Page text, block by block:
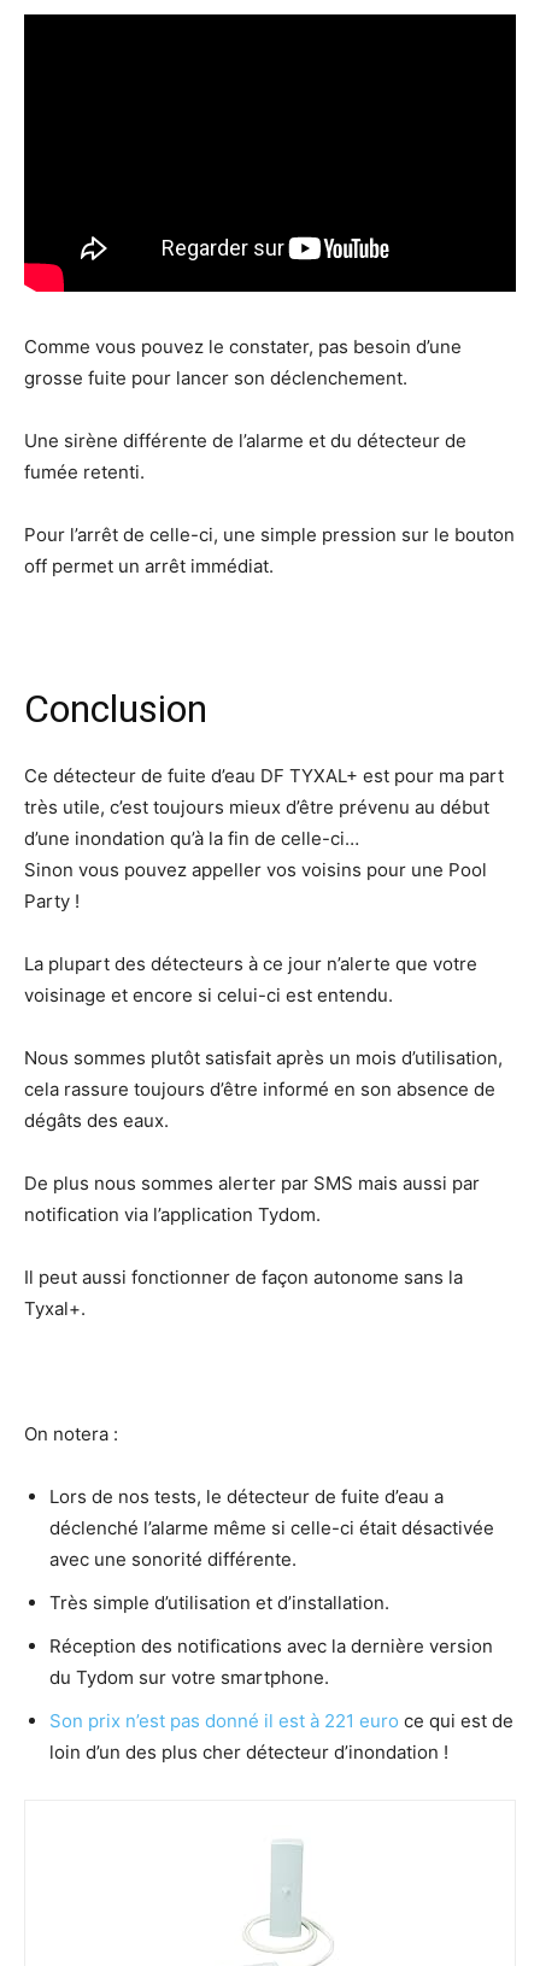
Comme vous pouvez le constater, pas besoin d’une
grosse fuite pour lancer son déclenchement.
Une sirène différente de l’alarme et du détecteur de
fumée retenti.
Pour l’arrêt de celle-ci, une simple pression sur le bouton
off permet un arrêt immédiat.
Conclusion
Ce détecteur de fuite d’eau DF TYXAL+ est pour ma part
très utile, c’est toujours mieux d’être prévenu au début
d’une inondation qu’à la fin de celle-ci…
Sinon vous pouvez appeller vos voisins pour une Pool
Party !
La plupart des détecteurs à ce jour n’alerte que votre
voisinage et encore si celui-ci est entendu.
Nous sommes plutôt satisfait après un mois d’utilisation,
cela rassure toujours d’être informé en son absence de
dégâts des eaux.
De plus nous sommes alerter par SMS mais aussi par
notification via l’application Tydom.
Il peut aussi fonctionner de façon autonome sans la
Tyxal+.
On notera :
Lors de nos tests, le détecteur de fuite d’eau a
déclenché l’alarme même si celle-ci était désactivée
avec une sonorité différente.
Très simple d’utilisation et d’installation.
Réception des notifications avec la dernière version
du Tydom sur votre smartphone.
Son prix n’est pas donné il est à 221 euro ce qui est de
loin d’un des plus cher détecteur d’inondation !